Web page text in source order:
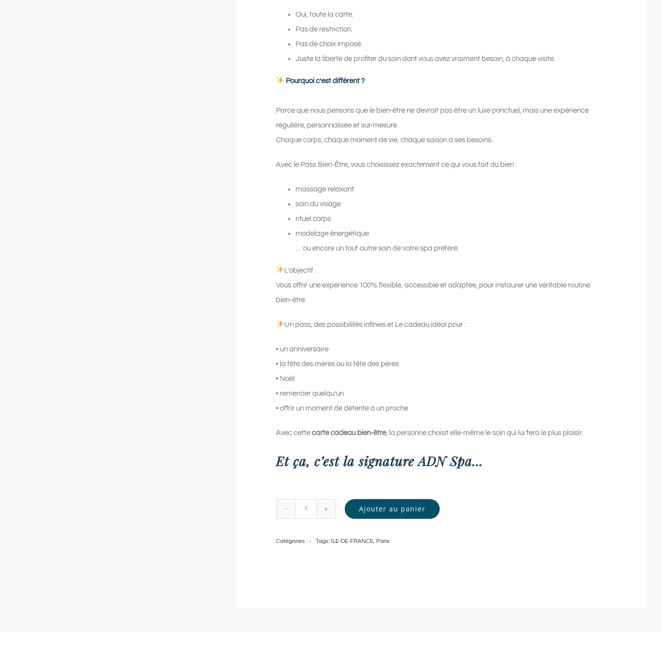
Oui, toute la carte.
Pas de restriction.
Pas de choix imposé.
Juste la liberté de profiter du soin dont vous avez vraiment besoin, à chaque visite.
Pourquoi c’est différent ?
Parce que nous pensons que le bien-être ne devrait pas être un luxe ponctuel, mais une expérience
régulière, personnalisée et sur-mesure.
Chaque corps, chaque moment de vie, chaque saison a ses besoins.
Avec le Pass Bien-Être, vous choisissez exactement ce qui vous fait du bien :
massage relaxant
soin du visage
rituel corps
modelage énergétique
… ou encore un tout autre soin de votre spa préféré.
L’objectif :
Vous offrir une expérience 100% flexible, accessible et adaptée, pour instaurer une véritable routine
bien-être.
Un pass, des possibilités infinies et Le cadeau idéal pour :
• un anniversaire
• la fête des mères ou la fête des pères
• Noël
• remercier quelqu’un
• offrir un moment de détente à un proche
Avec cettecarte cadeau bien-être, la personne choisit elle-même le soin qui lui fera le plus plaisir.
Et ça, c’est la signature ADN Spa…
Pass
Ajouter au panier
Catégories :- Tags: ILE-DE-FRANCE, Paris